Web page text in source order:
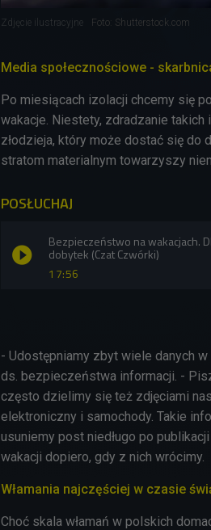
Zdjęcie ilustracyjne Foto: Shutterstock.com
Media społecznościowe -
Po miesiącach izolacji chcemy się
wakacje. Niestety, zdradzanie
złodzieja, który może dostać się do
stratom materialnym towarzyszy
POSŁUCHAJ
17:56
Bezpieczeństwo na wakacjach.
dobytek (Czat Czwórki)
- Udostępniamy zbyt wiele danych
ds. bezpieczeństwa informacji. -
często dzielimy się też zdjęciami
elektroniczny i samochody. Takie
usuniemy post niedługo po
wakacji dopiero, gdy z nich wrócimy.
Włamania najczęściej w czasie
Choć skala włamań w polskich